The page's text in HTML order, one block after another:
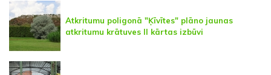
Atkritumu poligonā "Ķīvītes" plāno jaunas
atkritumu krātuves II kārtas izbūvi